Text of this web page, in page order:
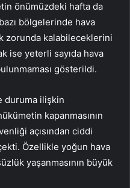
önümüzdeki hafta da
bölgelerinde hava
zorunda kalabileceklerini
ise yeterli sayıda hava
gösterildi.
duruma ilişkin
kapanmasının
açısından ciddi
Özellikle yoğun hava
yaşanmasının büyük